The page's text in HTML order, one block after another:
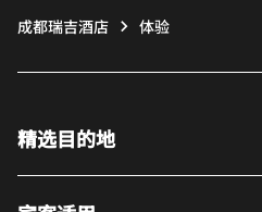
成都瑞吉酒店 体验
精选目的地